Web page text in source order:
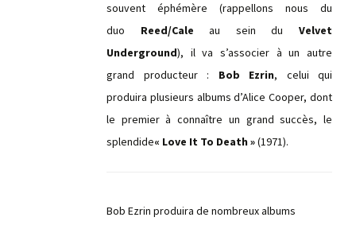
souvent éphémère (rappellons nous du
duo Reed/Cale au sein duVelvet
Underground), il va s’associer à un autre
grand producteur : Bob Ezrin, celui qui
produira plusieurs albums d’Alice Cooper, dont
le premier à connaître un grand succès, le
splendide« Love It To Death »(1971).
Bob Ezrin produira de nombreux albums